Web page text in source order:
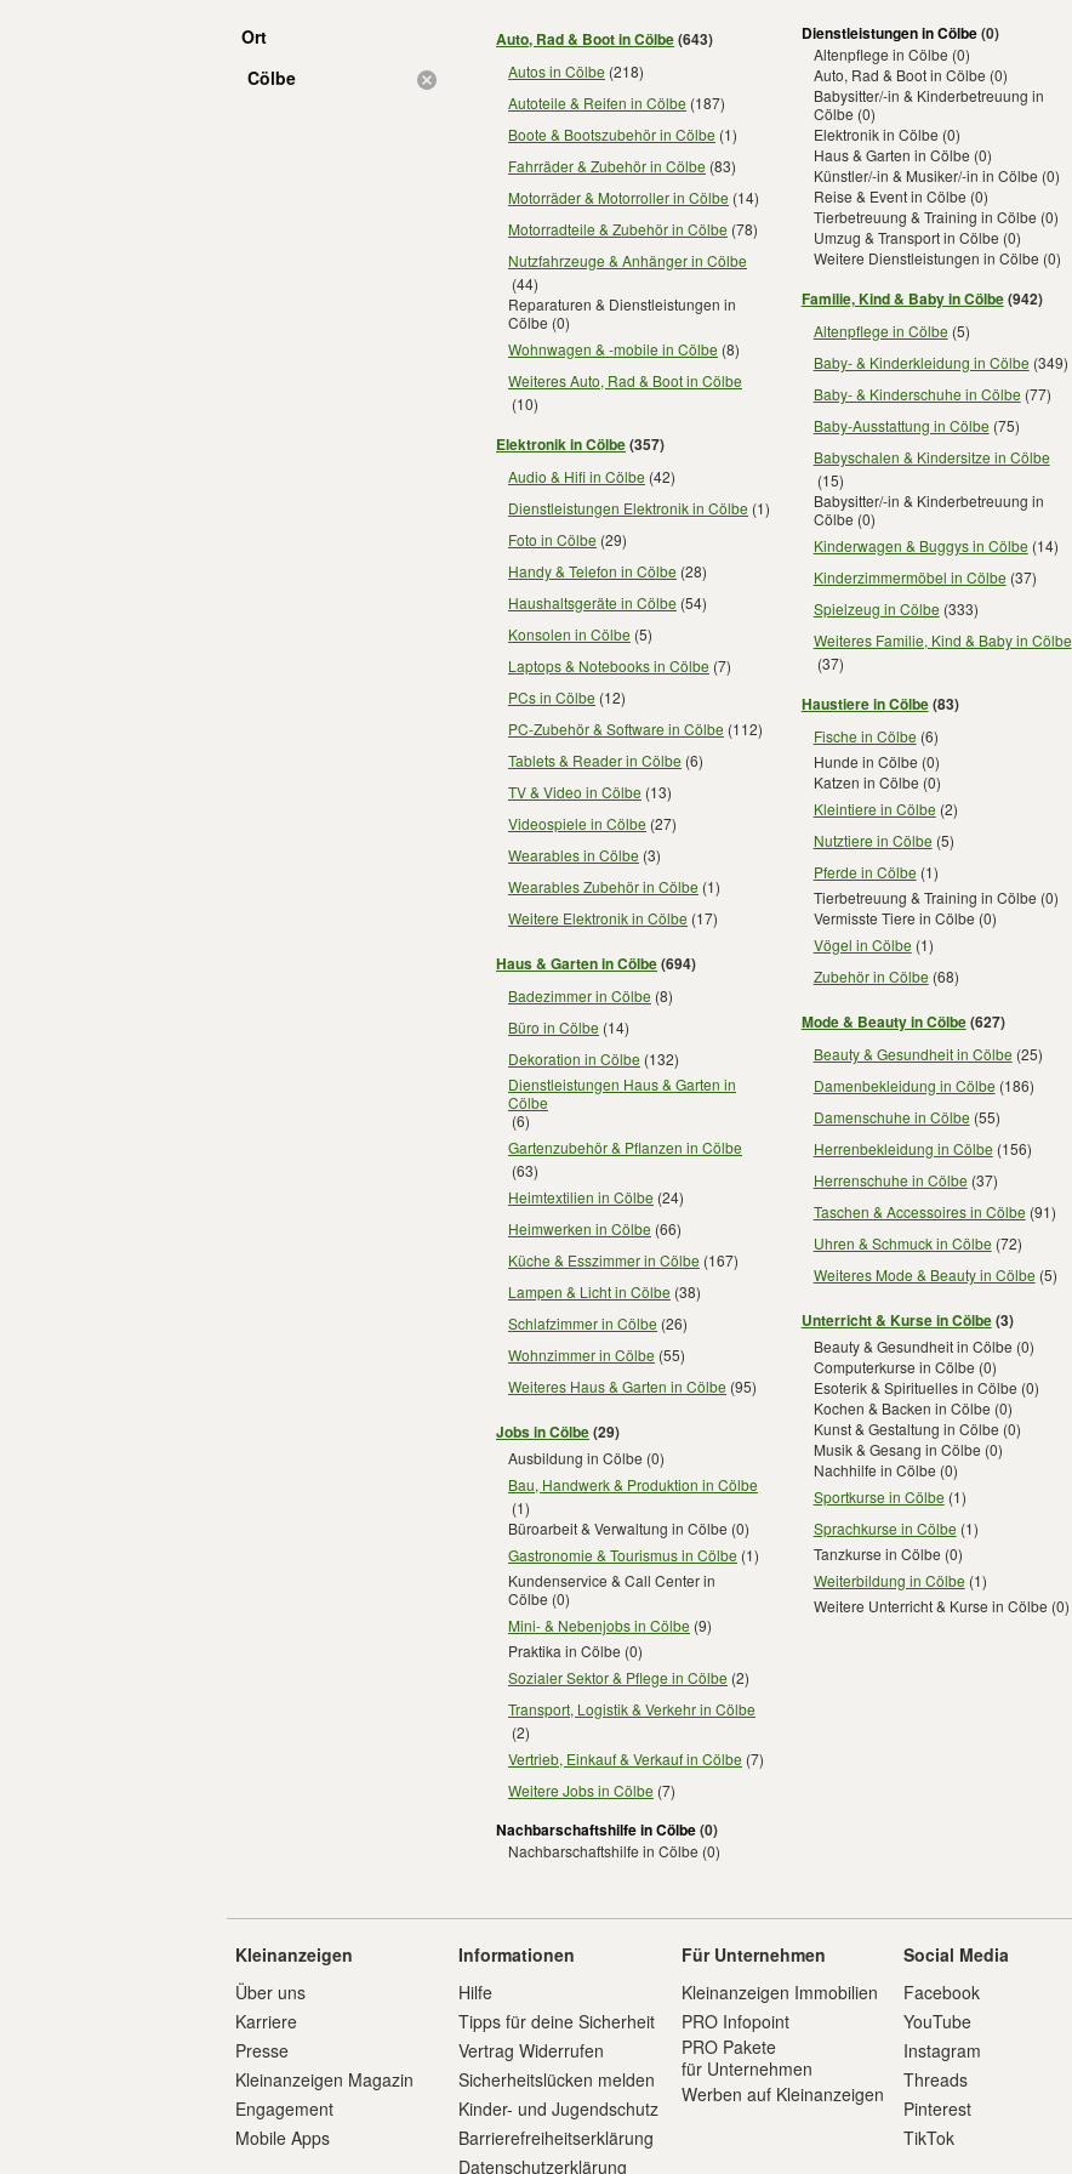
Ort
Cölbe
Auto, Rad & Boot in Cölbe(643)
Autos in Cölbe (218)
Autoteile & Reifen in Cölbe (187)
Boote & Bootszubehör in Cölbe (1)
Fahrräder & Zubehör in Cölbe (83)
Motorräder & Motorroller in Cölbe (14)
Motorradteile & Zubehör in Cölbe (78)
Nutzfahrzeuge & Anhänger in Cölbe
(44)
Reparaturen & Dienstleistungen in
Cölbe (0)
Wohnwagen & -mobile in Cölbe (8)
Weiteres Auto, Rad & Boot in Cölbe
(10)
Elektronik in Cölbe(357)
Audio & Hifi in Cölbe (42)
Dienstleistungen Elektronik in Cölbe (1)
Foto in Cölbe (29)
Handy & Telefon in Cölbe (28)
Haushaltsgeräte in Cölbe (54)
Konsolen in Cölbe (5)
Laptops & Notebooks in Cölbe (7)
PCs in Cölbe (12)
PC-Zubehör & Software in Cölbe (112)
Tablets & Reader in Cölbe (6)
TV & Video in Cölbe (13)
Videospiele in Cölbe (27)
Wearables in Cölbe (3)
Wearables Zubehör in Cölbe (1)
Weitere Elektronik in Cölbe (17)
Haus & Garten in Cölbe(694)
Badezimmer in Cölbe (8)
Büro in Cölbe (14)
Dekoration in Cölbe (132)
Dienstleistungen Haus & Garten in
Cölbe
(6)
Gartenzubehör & Pflanzen in Cölbe
(63)
Heimtextilien in Cölbe (24)
Heimwerken in Cölbe (66)
Küche & Esszimmer in Cölbe (167)
Lampen & Licht in Cölbe (38)
Schlafzimmer in Cölbe (26)
Wohnzimmer in Cölbe (55)
Weiteres Haus & Garten in Cölbe (95)
Jobs in Cölbe(29)
Ausbildung in Cölbe (0)
Bau, Handwerk & Produktion in Cölbe
(1)
Büroarbeit & Verwaltung in Cölbe (0)
Gastronomie & Tourismus in Cölbe (1)
Kundenservice & Call Center in
Cölbe (0)
Mini- & Nebenjobs in Cölbe (9)
Praktika in Cölbe (0)
Sozialer Sektor & Pflege in Cölbe (2)
Transport, Logistik & Verkehr in Cölbe
(2)
Vertrieb, Einkauf & Verkauf in Cölbe (7)
Weitere Jobs in Cölbe (7)
Nachbarschaftshilfe in Cölbe(0)
Nachbarschaftshilfe in Cölbe (0)
Dienstleistungen in Cölbe(0)
Altenpflege in Cölbe (0)
Auto, Rad & Boot in Cölbe (0)
Babysitter/-in & Kinderbetreuung in
Cölbe (0)
Elektronik in Cölbe (0)
Haus & Garten in Cölbe (0)
Künstler/-in & Musiker/-in in Cölbe (0)
Reise & Event in Cölbe (0)
Tierbetreuung & Training in Cölbe (0)
Umzug & Transport in Cölbe (0)
Weitere Dienstleistungen in Cölbe (0)
Familie, Kind & Baby in Cölbe(942)
Altenpflege in Cölbe (5)
Baby- & Kinderkleidung in Cölbe (349)
Baby- & Kinderschuhe in Cölbe (77)
Baby-Ausstattung in Cölbe (75)
Babyschalen & Kindersitze in Cölbe
(15)
Babysitter/-in & Kinderbetreuung in
Cölbe (0)
Kinderwagen & Buggys in Cölbe (14)
Kinderzimmermöbel in Cölbe (37)
Spielzeug in Cölbe (333)
Weiteres Familie, Kind & Baby in Cölbe
(37)
Haustiere in Cölbe(83)
Fische in Cölbe (6)
Hunde in Cölbe (0)
Katzen in Cölbe (0)
Kleintiere in Cölbe (2)
Nutztiere in Cölbe (5)
Pferde in Cölbe (1)
Tierbetreuung & Training in Cölbe (0)
Vermisste Tiere in Cölbe (0)
Vögel in Cölbe (1)
Zubehör in Cölbe (68)
Mode & Beauty in Cölbe(627)
Beauty & Gesundheit in Cölbe (25)
Damenbekleidung in Cölbe (186)
Damenschuhe in Cölbe (55)
Herrenbekleidung in Cölbe (156)
Herrenschuhe in Cölbe (37)
Taschen & Accessoires in Cölbe (91)
Uhren & Schmuck in Cölbe (72)
Weiteres Mode & Beauty in Cölbe (5)
Unterricht & Kurse in Cölbe(3)
Beauty & Gesundheit in Cölbe (0)
Computerkurse in Cölbe (0)
Esoterik & Spirituelles in Cölbe (0)
Kochen & Backen in Cölbe (0)
Kunst & Gestaltung in Cölbe (0)
Musik & Gesang in Cölbe (0)
Nachhilfe in Cölbe (0)
Sportkurse in Cölbe (1)
Sprachkurse in Cölbe (1)
Tanzkurse in Cölbe (0)
Weiterbildung in Cölbe (1)
Weitere Unterricht & Kurse in Cölbe (0)
Kleinanzeigen
Über uns
Karriere
Presse
Kleinanzeigen Magazin
Engagement
Mobile Apps
Informationen
Hilfe
Tipps für deine Sicherheit
Vertrag Widerrufen
Sicherheitslücken melden
Kinder- und Jugendschutz
Barrierefreiheitserklärung
Datenschutzerklärung
Für Unternehmen
Kleinanzeigen Immobilien
PRO Infopoint
PRO Pakete
für Unternehmen
Werben auf Kleinanzeigen
Social Media
Facebook
YouTube
Instagram
Threads
Pinterest
TikTok